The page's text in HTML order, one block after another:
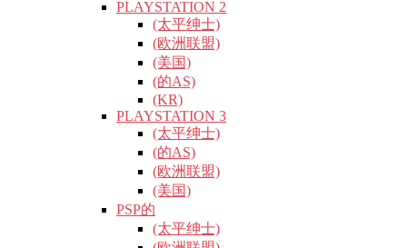
PLAYSTATION 2
(太平绅士)
(欧洲联盟)
(美国)
(的AS)
(KR)
PLAYSTATION 3
(太平绅士)
(的AS)
(欧洲联盟)
(美国)
PSP的
(太平绅士)